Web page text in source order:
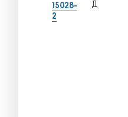
15028-
2
Д